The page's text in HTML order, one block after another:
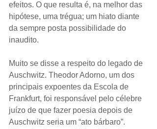
efeitos. O que resulta é, na melhor das
hipótese, uma trégua; um hiato diante
da sempre posta possibilidade do
inaudito.
Muito se disse a respeito do legado de
Auschwitz. Theodor Adorno, um dos
principais expoentes da Escola de
Frankfurt, foi responsável pelo célebre
juízo de que fazer poesia depois de
Auschwitz seria um “ato bárbaro”.